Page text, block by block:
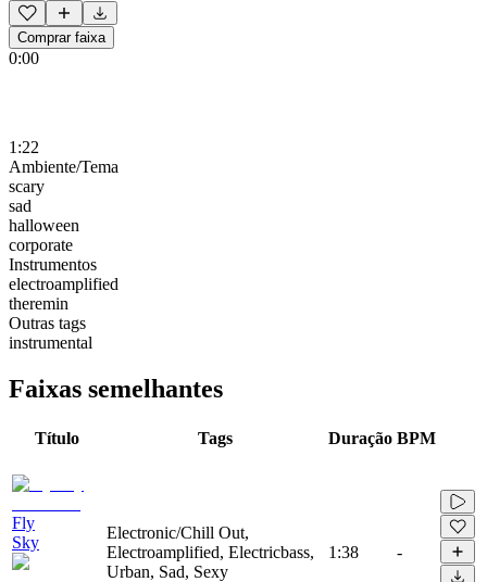
Comprar faixa
0:00
1:22
Ambiente/Tema
scary
sad
halloween
corporate
Instrumentos
electroamplified
theremin
Outras tags
instrumental
Faixas semelhantes
Título Tags Duração BPM
Fly
Sky
Electronic/Chill Out,
Electroamplified, Electricbass,
Urban, Sad, Sexy
1:38 -